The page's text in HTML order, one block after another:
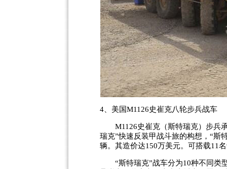
4、美国M1126史崔克八轮步兵战车
M1126史崔克（斯特瑞克）步兵承
瑞克”快速反装甲战斗旅的构想，“斯
辆。其造价达150万美元。可搭载11
“斯特瑞克”战车分为10种不同类